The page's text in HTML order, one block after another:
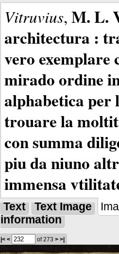
Vitruvius, M. L.
architectura :
vero exemplare
mirado ordine
alphabetica per
trouare la
con summa
piu da niuno
immensa
Text Text Image
information
|< < of 273 > >|